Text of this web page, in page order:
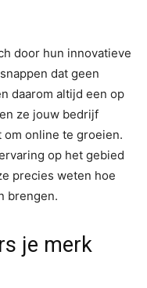
door hun innovatieve
dat geen
daarom altijd een op
ze jouw bedrijf
online te groeien.
op het gebied
precies weten hoe
brengen.
je merk